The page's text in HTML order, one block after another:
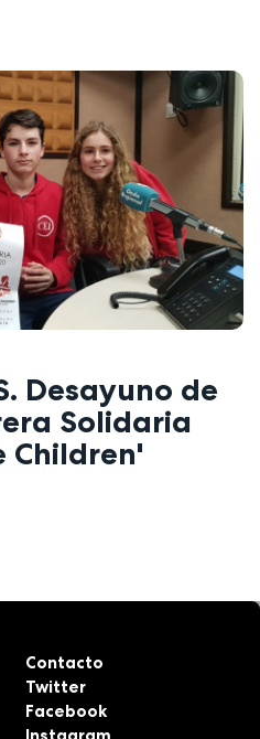
Desayuno de
Solidaria
Children'
Contacto
Twitter
Facebook